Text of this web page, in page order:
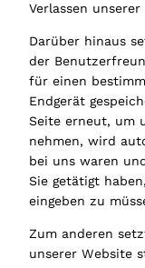
Verlassen
Darüber hinaus
der
für einen
Endgerät
Seite erneut, um
nehmen, wird
bei uns waren
Sie getätigt
eingeben zu
Zum anderen
unserer Website